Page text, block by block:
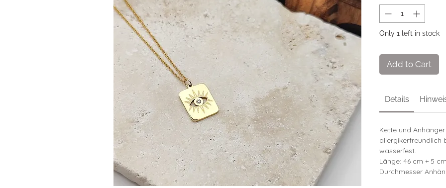
Only 1 left in stock
Add to Cart
Details
Kette und
allergikerfreundlich
wasserfest.
Länge: 46 cm + 5
Durchmesser